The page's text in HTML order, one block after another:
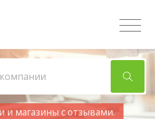
и магазины с отзывами.